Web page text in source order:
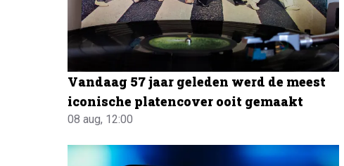
Vandaag 57 jaar geleden werd de meest
iconische platencover ooit gemaakt
08 aug, 12:00